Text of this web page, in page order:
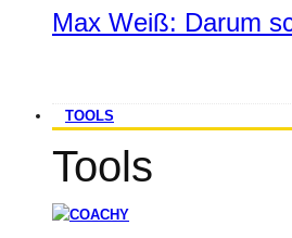
Max Weiß: Darum
TOOLS
Tools